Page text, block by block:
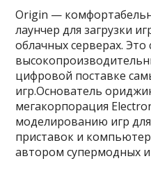
Origin —
лаунчер для загрузки
облачных серверах. Это
цифровой поставке
игр.Основатель
мегакорпорация
моделированию игр
приставок и
автором супермодных